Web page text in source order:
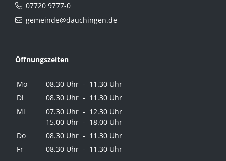
07720 9777-0
gemeinde@dauchingen.de
Öffnungszeiten
Mo
08.30 Uhr - 11.30 Uhr
Di
08.30 Uhr - 11.30 Uhr
Mi
07.30 Uhr - 12.30 Uhr
15.00 Uhr - 18.00 Uhr
Do
08.30 Uhr - 11.30 Uhr
Fr
08.30 Uhr - 11.30 Uhr